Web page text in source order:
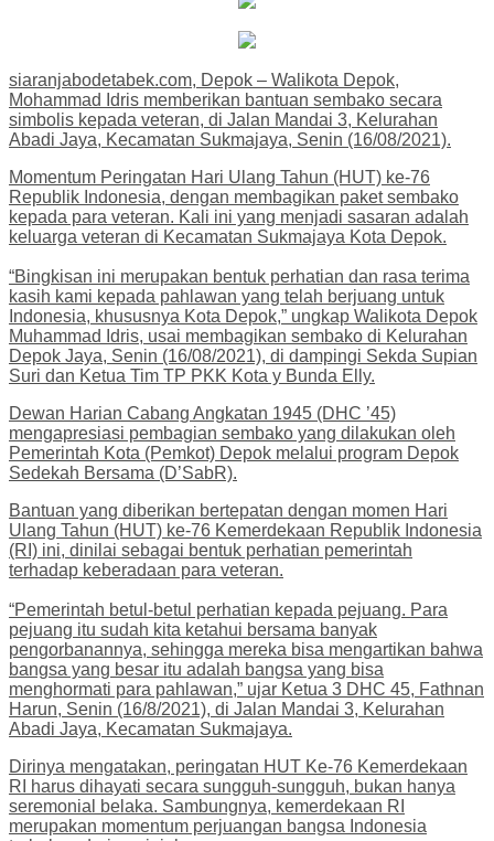
siaranjabodetabek.com, Depok – Walikota Depok,
Mohammad Idris memberikan bantuan sembako secara
simbolis kepada veteran, di Jalan Mandai 3, Kelurahan
Abadi Jaya, Kecamatan Sukmajaya, Senin (16/08/2021).
Momentum Peringatan Hari Ulang Tahun (HUT) ke-76
Republik Indonesia, dengan membagikan paket sembako
kepada para veteran. Kali ini yang menjadi sasaran adalah
keluarga veteran di Kecamatan Sukmajaya Kota Depok.
“Bingkisan ini merupakan bentuk perhatian dan rasa terima
kasih kami kepada pahlawan yang telah berjuang untuk
Indonesia, khususnya Kota Depok,” ungkap Walikota Depok
Muhammad Idris, usai membagikan sembako di Kelurahan
Depok Jaya, Senin (16/08/2021), di dampingi Sekda Supian
Suri dan Ketua Tim TP PKK Kota y Bunda Elly.
Dewan Harian Cabang Angkatan 1945 (DHC ’45)
mengapresiasi pembagian sembako yang dilakukan oleh
Pemerintah Kota (Pemkot) Depok melalui program Depok
Sedekah Bersama (D’SabR).
Bantuan yang diberikan bertepatan dengan momen Hari
Ulang Tahun (HUT) ke-76 Kemerdekaan Republik Indonesia
(RI) ini, dinilai sebagai bentuk perhatian pemerintah
terhadap keberadaan para veteran.
“Pemerintah betul-betul perhatian kepada pejuang. Para
pejuang itu sudah kita ketahui bersama banyak
pengorbanannya, sehingga mereka bisa mengartikan bahwa
bangsa yang besar itu adalah bangsa yang bisa
menghormati para pahlawan,” ujar Ketua 3 DHC 45, Fathnan
Harun, Senin (16/8/2021), di Jalan Mandai 3, Kelurahan
Abadi Jaya, Kecamatan Sukmajaya.
Dirinya mengatakan, peringatan HUT Ke-76 Kemerdekaan
RI harus dihayati secara sungguh-sungguh, bukan hanya
seremonial belaka. Sambungnya, kemerdekaan RI
merupakan momentum perjuangan bangsa Indonesia